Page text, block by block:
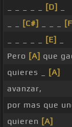
[D]
[C#]
[E]
Pero [A] que
quieres _
[A]
avanzar,
por mas que
quieren [A]